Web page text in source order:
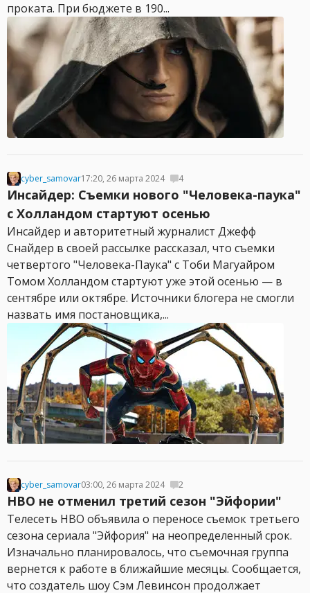
проката. При бюджете в 190...
cyber_samovar17:20, 26 марта 2024 4
Инсайдер: Съемки нового "Человека-паука"
с Холландом стартуют осенью
Инсайдер и авторитетный журналист Джефф
Снайдер в своей рассылке рассказал, что съемки
четвертого "Человека-Паука" с Тоби Магуайром
Томом Холландом стартуют уже этой осенью — в
сентябре или октябре. Источники блогера не смогли
назвать имя постановщика,...
cyber_samovar03:00, 26 марта 2024 2
HBO не отменил третий сезон "Эйфории"
Телесеть HBO объявила о переносе съемок третьего
сезона сериала "Эйфория" на неопределенный срок.
Изначально планировалось, что съемочная группа
вернется к работе в ближайшие месяцы. Сообщается,
что создатель шоу Сэм Левинсон продолжает